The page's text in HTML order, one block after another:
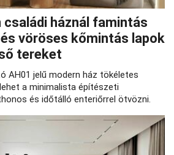
családi háznál famintás
vöröses kőmintás lapok
tereket
AH01 jelű modern ház tökéletes
a minimalista építészeti
és időtálló enteriőrrel ötvözni.